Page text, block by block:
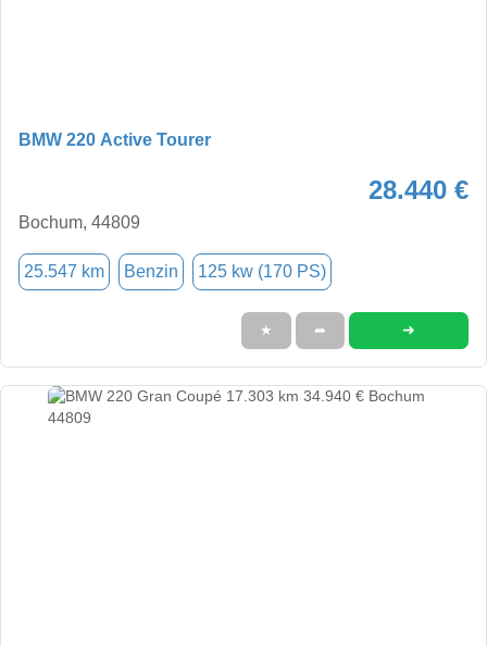
BMW 220 Active Tourer
28.440 €
Bochum, 44809
25.547 km Benzin 125 kw (170 PS)
★ ➦ ➜